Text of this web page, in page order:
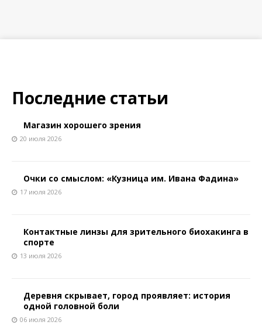
Последние статьи
Магазин хорошего зрения
20 июля 2026
Очки со смыслом: «Кузница им. Ивана Фадина»
17 июля 2026
Контактные линзы для зрительного биохакинга в
спорте
13 июля 2026
Деревня скрывает, город проявляет: история
одной головной боли
06 июля 2026